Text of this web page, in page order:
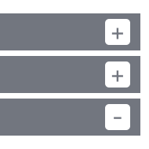
＋カバー
。
いでください。